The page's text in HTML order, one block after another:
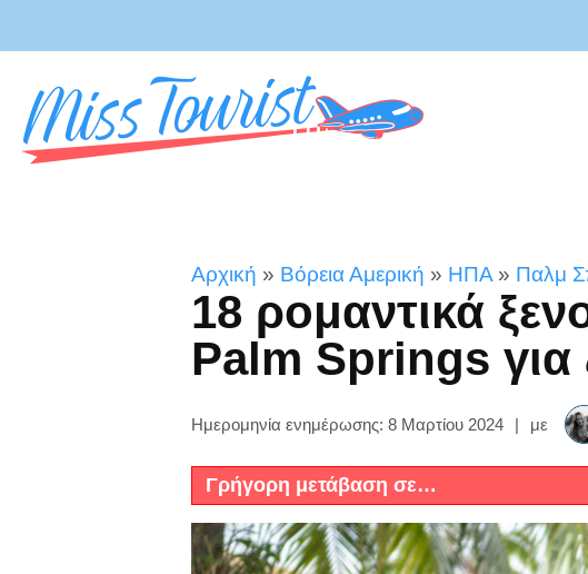
Αρχική » Βόρεια Αμερική » ΗΠΑ » Παλμ
18 ρομαντικά
Palm Springs για
Ημερομηνία ενημέρωσης: 8 Μαρτίου 2024 | με
Γρήγορη μετάβαση σε…